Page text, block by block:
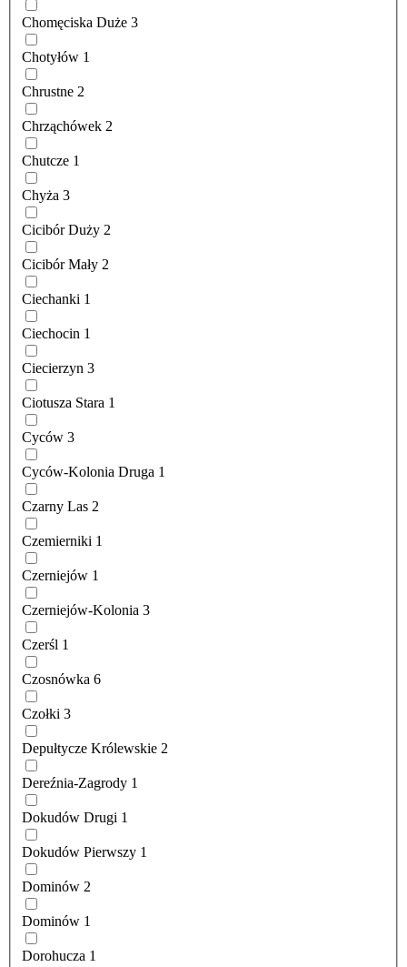
Chomęciska Duże 3
Chotyłów 1
Chrustne 2
Chrząchówek 2
Chutcze 1
Chyża 3
Cicibór Duży 2
Cicibór Mały 2
Ciechanki 1
Ciechocin 1
Ciecierzyn 3
Ciotusza Stara 1
Cyców 3
Cyców-Kolonia Druga 1
Czarny Las 2
Czemierniki 1
Czerniejów 1
Czerniejów-Kolonia 3
Czerśl 1
Czosnówka 6
Czołki 3
Depułtycze Królewskie 2
Dereźnia-Zagrody 1
Dokudów Drugi 1
Dokudów Pierwszy 1
Dominów 2
Dominów 1
Dorohucza 1